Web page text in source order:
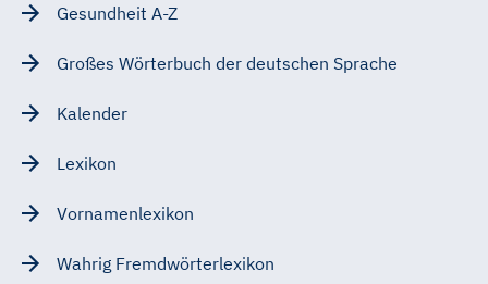
Gesundheit A-Z
Großes Wörterbuch der deutschen Sprache
Kalender
Lexikon
Vornamenlexikon
Wahrig Fremdwörterlexikon